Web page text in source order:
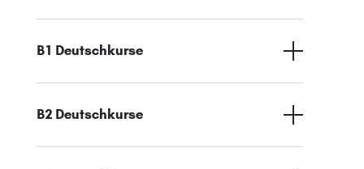
B1 Deutschkurse
B2 Deutschkurse